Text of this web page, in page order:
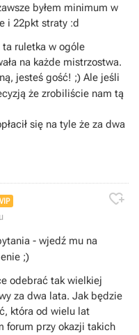
byłem minimum w
i 22pkt straty :d
ruletka w ogóle
na każde mistrzostwa.
jesteś gość! ;) Ale jeśli
że zrobiliście nam tą
się na tyle że za dwa

- wjedź mu na
;)
odebrać tak wielkiej
za dwa lata. Jak będzie
która od wielu lat
forum przy okazji takich